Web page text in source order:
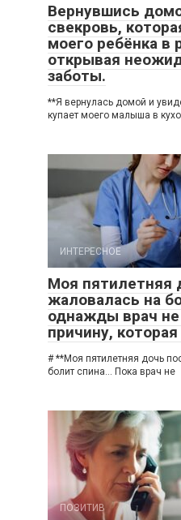
Вернувшись
свекровь,
моего ребёнка в
открывая
заботы.
**Я вернулась домой и
купает моего малыша в
ИНТЕРЕСНОЕ
Моя пятилетняя
жаловалась на
однажды врач
причину,
# **Моя пятилетняя дочь
болит спина… Пока врач не
ПОЗИТИВ